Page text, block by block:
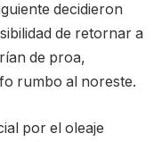
decidieron
de retornar a
de proa,
rumbo al noreste.
por el oleaje